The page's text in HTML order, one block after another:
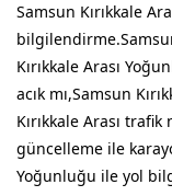
Samsun Kırıkkale
bilgilendirme.Samsun
Kırıkkale Arası
acık mı,Samsun
Kırıkkale Arası
güncelleme ile
Yoğunluğu ile yol